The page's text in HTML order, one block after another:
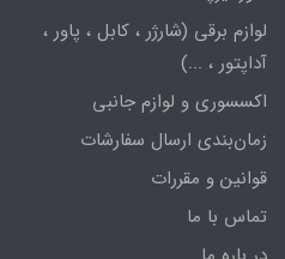
لوازم برقی (شارژر ، کابل ، پاور ،
آداپتور ، ...)
اکسسوری و لوازم جانبی
زمان‌بندی ارسال سفارشات
قوانین و مقررات
تماس با ما